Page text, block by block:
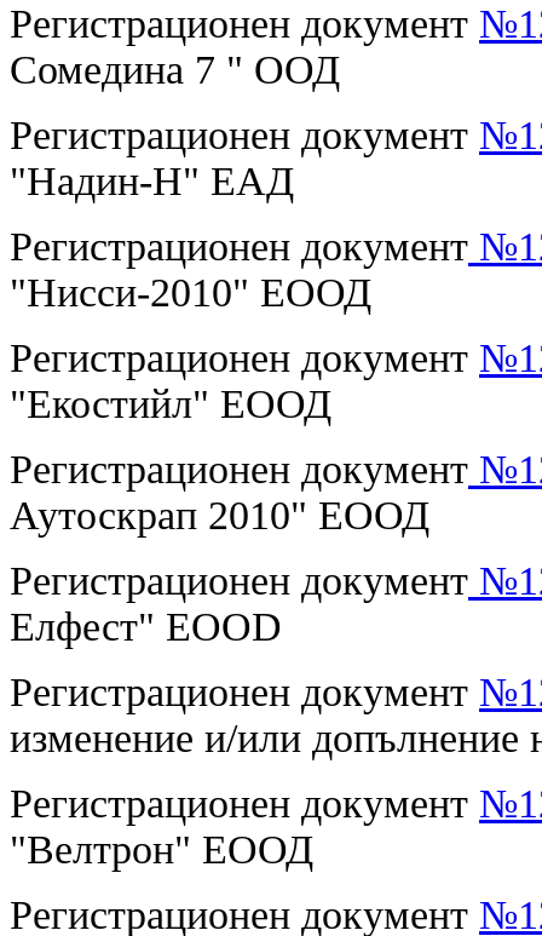
Регистрационен документ
Сомедина 7 " ООД
Регистрационен документ
"Надин-Н" ЕАД
Регистрационен документ
"Нисси-2010" ЕООД
Регистрационен документ
"Екостийл" ЕООД
Регистрационен документ
Аутоскрап 2010" ЕООД
Регистрационен документ
Елфест" EOOD
Регистрационен документ
изменение и/или допълнение
Регистрационен документ
"Велтрон" ЕООД
Регистрационен документ